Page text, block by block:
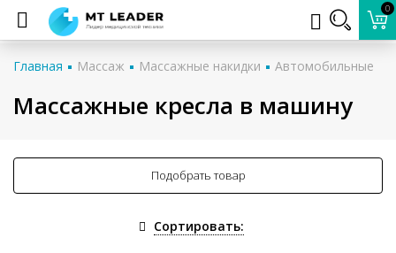
0
Главная Массаж Массажные накидки Автомобильные
Массажные кресла в машину
Подобрать товар
Сортировать: